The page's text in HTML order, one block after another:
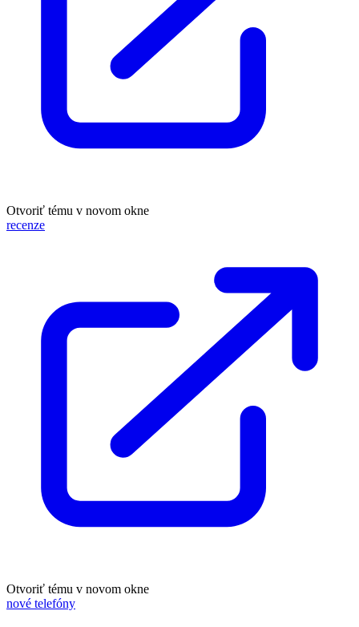
Otvoriť tému v novom okne
recenze
Otvoriť tému v novom okne
nové telefóny